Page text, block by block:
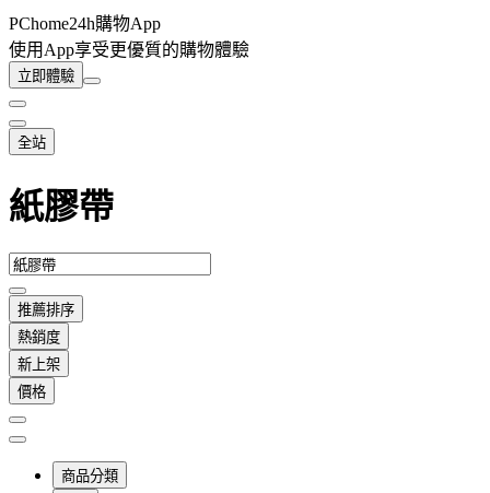
PChome24h購物App
使用App享受更優質的購物體驗
立即體驗
全站
紙膠帶
推薦排序
熱銷度
新上架
價格
商品分類